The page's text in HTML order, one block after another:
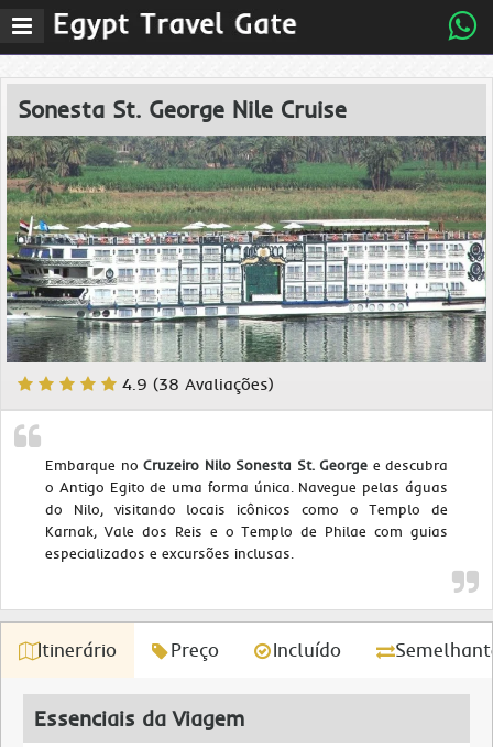
Abrir
menu
navegaÃ§Ã£o
Sonesta St. George Nile Cruise
4.9 (38 Avaliações)
Embarque no Cruzeiro Nilo Sonesta St. George e descubra
o Antigo Egito de uma forma única. Navegue pelas águas
do Nilo, visitando locais icônicos como o Templo de
Karnak, Vale dos Reis e o Templo de Philae com guias
especializados e excursões inclusas.
Itinerário Preço Incluído
Essenciais da Viagem